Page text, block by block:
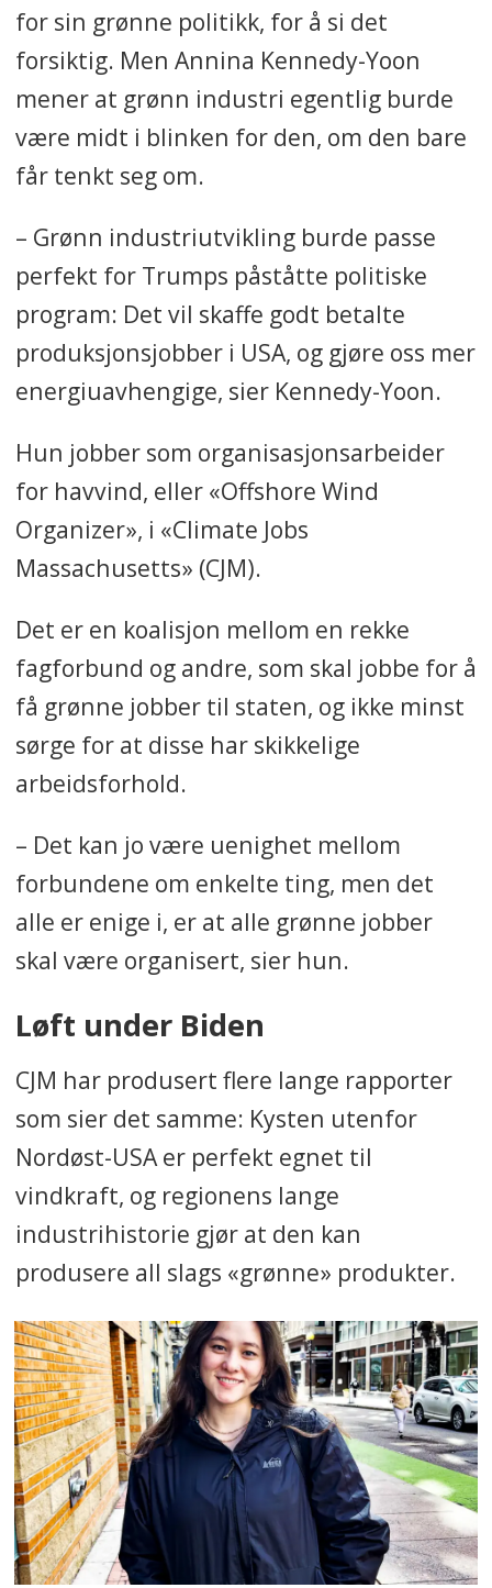
for sin grønne politikk, for å si det
forsiktig. Men Annina Kennedy-Yoon
mener at grønn industri egentlig burde
være midt i blinken for den, om den bare
får tenkt seg om.
– Grønn industriutvikling burde passe
perfekt for Trumps påståtte politiske
program: Det vil skaffe godt betalte
produksjonsjobber i USA, og gjøre oss mer
energiuavhengige, sier Kennedy-Yoon.
Hun jobber som organisasjonsarbeider
for havvind, eller «Offshore Wind
Organizer», i «Climate Jobs
Massachusetts» (CJM).
Det er en koalisjon mellom en rekke
fagforbund og andre, som skal jobbe for å
få grønne jobber til staten, og ikke minst
sørge for at disse har skikkelige
arbeidsforhold.
– Det kan jo være uenighet mellom
forbundene om enkelte ting, men det
alle er enige i, er at alle grønne jobber
skal være organisert, sier hun.
Løft under Biden
CJM har produsert flere lange rapporter
som sier det samme: Kysten utenfor
Nordøst-USA er perfekt egnet til
vindkraft, og regionens lange
industrihistorie gjør at den kan
produsere all slags «grønne» produkter.